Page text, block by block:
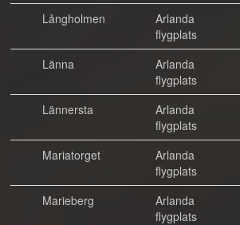
Långholmen
Arlanda
flygplats
Länna
Arlanda
flygplats
Lännersta
Arlanda
flygplats
Mariatorget
Arlanda
flygplats
Marieberg
Arlanda
flygplats